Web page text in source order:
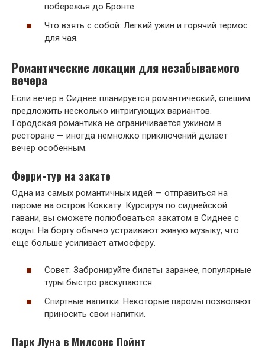
побережья до Бронте.
Что взять с собой: Легкий ужин и горячий термос
для чая.
Романтические локации для незабываемого
вечера
Если вечер в Сиднее планируется романтический, спешим
предложить несколько интригующих вариантов.
Городская романтика не ограничивается ужином в
ресторане — иногда немножко приключений делает
вечер особенным.
Ферри-тур на закате
Одна из самых романтичных идей — отправиться на
пароме на остров Коккату. Курсируя по сиднейской
гавани, вы сможете полюбоваться закатом в Сиднее с
воды. На борту обычно устраивают живую музыку, что
еще больше усиливает атмосферу.
Совет: Забронируйте билеты заранее, популярные
туры быстро раскупаются.
Спиртные напитки: Некоторые паромы позволяют
приносить свои напитки.
Парк Луна в Милсонс Пойнт